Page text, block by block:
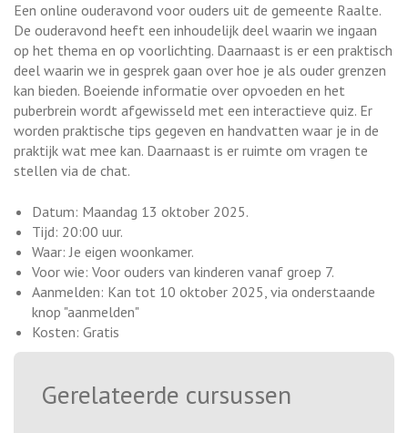
Een online ouderavond voor ouders uit de gemeente Raalte.
De ouderavond heeft een inhoudelijk deel waarin we ingaan
op het thema en op voorlichting. Daarnaast is er een praktisch
deel waarin we in gesprek gaan over hoe je als ouder grenzen
kan bieden. Boeiende informatie over opvoeden en het
puberbrein wordt afgewisseld met een interactieve quiz. Er
worden praktische tips gegeven en handvatten waar je in de
praktijk wat mee kan. Daarnaast is er ruimte om vragen te
stellen via de chat.
Datum: Maandag 13 oktober 2025.
Tijd: 20:00 uur.
Waar: Je eigen woonkamer.
Voor wie: Voor ouders van kinderen vanaf groep 7.
Aanmelden: Kan tot 10 oktober 2025, via onderstaande
knop "aanmelden"
Kosten: Gratis
Gerelateerde cursussen